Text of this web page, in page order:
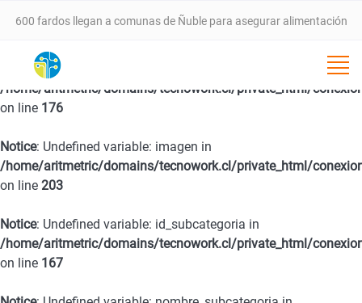
600 fardos llegan a comunas de Ñuble para asegurar alimentación
VALLE DEL ITATA PROYECTA NUEVA ETAPA DE DESARROLLO CON
SEMINARIO ESTRATÉGICO ESTE 25 DE FEBRERO EN CHILLÁN
SernamEG da inicio a la convocatoria del Programa Mujer
Emprende 2026
Programa 4 a 7 del SernamEG abre postulaciones para apoyar a
Notice: Undefined variable: fecha in
/home/aritmetric/domains/tecnowork.cl/private_html/
on line 176
Notice: Undefined variable: imagen in
/home/aritmetric/domains/tecnowork.cl/private_html/
on line 203
Notice: Undefined variable: id_subcategoria in
/home/aritmetric/domains/tecnowork.cl/private_html/
on line 167